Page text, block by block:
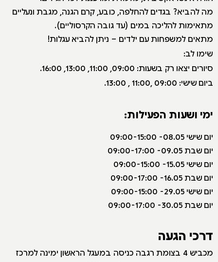
מה להביא? בגדים להחלפה, כובע, קרם הגנה, מגבת ונעליים
מתאימות להליכה במים (עד גובה הקרסוליים).
מתאים למשפחות עם ילדים – ניתן להביא עגלות!
שימו לב:
סיורים יצאו רק בשעות: 09:00, 11:00, 13:00, 16:00.
ביום שישי: 09:00 ,11:00 , 13:00.
ימי ושעות הפעילות:
יום שישי 08.05- 09:00-15:00
יום שבת 09.05- 09:00-17:00
יום שישי 15.05- 09:00-15:00
יום שבת 16.05- 09:00-17:00
יום שישי 29.05- 09:00-15:00
יום שבת 30.05- 09:00-17:00
דרכי הגעה
מכביש 4 בצומת רגבה כניסה במעגל הראשון ימינה למרכז